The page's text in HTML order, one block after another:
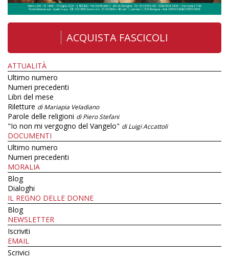
ACQUISTA FASCICOLI
ATTUALITÀ
Ultimo numero
Numeri precedenti
Libri del mese
Riletture di Mariapia Veladiano
Parole delle religioni di Piero Stefani
"Io non mi vergogno del Vangelo" di Luigi Accattoli
DOCUMENTI
Ultimo numero
Numeri precedenti
MORALIA
Blog
Dialoghi
IL REGNO DELLE DONNE
Blog
NEWSLETTER
Iscriviti
EMAIL
Scrivici